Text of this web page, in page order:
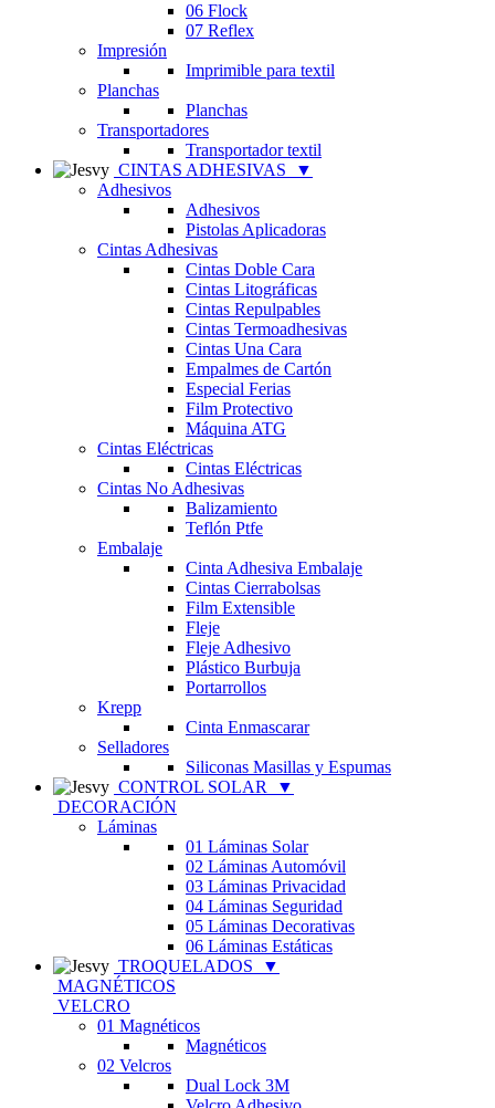
06 Flock
07 Reflex
Impresión
Imprimible para textil
Planchas
Planchas
Transportadores
Transportador textil
CINTAS ADHESIVAS
▼
Adhesivos
Adhesivos
Pistolas Aplicadoras
Cintas Adhesivas
Cintas Doble Cara
Cintas Litográficas
Cintas Repulpables
Cintas Termoadhesivas
Cintas Una Cara
Empalmes de Cartón
Especial Ferias
Film Protectivo
Máquina ATG
Cintas Eléctricas
Cintas Eléctricas
Cintas No Adhesivas
Balizamiento
Teflón Ptfe
Embalaje
Cinta Adhesiva Embalaje
Cintas Cierrabolsas
Film Extensible
Fleje
Fleje Adhesivo
Plástico Burbuja
Portarrollos
Krepp
Cinta Enmascarar
Selladores
Siliconas Masillas y Espumas
CONTROL SOLAR
▼
DECORACIÓN
Láminas
01 Láminas Solar
02 Láminas Automóvil
03 Láminas Privacidad
04 Láminas Seguridad
05 Láminas Decorativas
06 Láminas Estáticas
TROQUELADOS
▼
MAGNÉTICOS
VELCRO
01 Magnéticos
Magnéticos
02 Velcros
Dual Lock 3M